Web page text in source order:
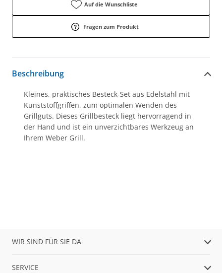
Auf die Wunschliste
Fragen zum Produkt
Beschreibung
Kleines, praktisches Besteck-Set aus Edelstahl mit
Kunststoffgriffen, zum optimalen Wenden des
Grillguts. Dieses Grillbesteck liegt hervorragend in
der Hand und ist ein unverzichtbares Werkzeug an
Ihrem Weber Grill.
WIR SIND FÜR SIE DA
SERVICE